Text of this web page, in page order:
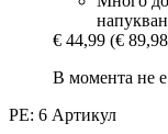
€ 44,99 (€
В момента не
PE: 6 Артикул